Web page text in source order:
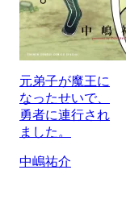
元弟子が魔王に
なったせいで、
勇者に連行され
ました。
中嶋祐介